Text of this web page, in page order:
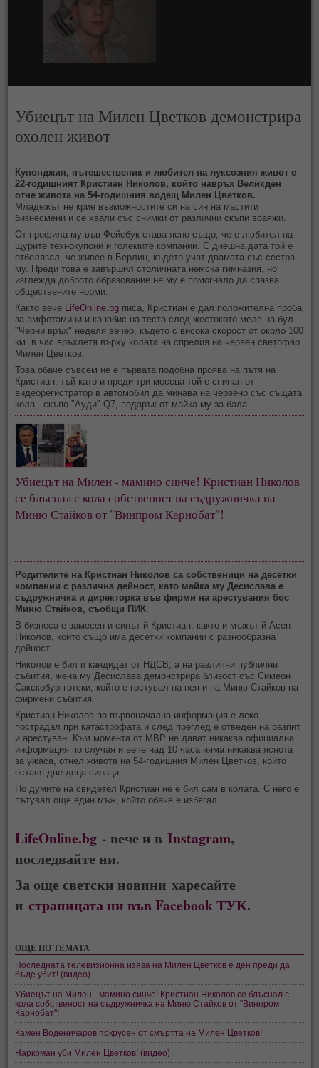
Убиецът на Милен Цветков демонстрира
охолен живот
Купонджия, пътешественик и любител на луксозния живот е
22-годишният Кристиан Николов, който навръх Великден
отне живота на 54-годишния водещ Милен Цветков.
Младежът не крие възможностите си на син на мастити
бизнесмени и се хвали със снимки от различни скъпи воаяжи.
От профила му във Фейсбук става ясно също, че е любител на
щурите технокупони и големите компании. С днешна дата той е
отбелязал, че живее в Берлин, където учат двамата със сестра
му. Преди това е завършил столичната немска гимназия, но
изглежда доброто образование не му е помогнало да спазва
обществените норми.
Както вече
LifeOnline.bg писа, Кристиан е дал положителна проба
за амфетамини и канабис на теста след жестокото меле на бул.
"Черни връх" неделя вечер, където с висока скорост от около 100
км. в час връхлетя върху колата на спрелия на червен светофар
Милен Цветков.
Това обаче съвсем не е първата подобна проява на пътя на
Кристиан, тъй като и преди три месеца той е спипан от
видеорегистратор в автомобил да минава на червено със същата
кола - скъпо "Ауди" Q7, подарък от майка му за бала.
Убиецът на Милен - мамино синче! Кристиан Николов
се блъснал с кола собственост на съдружничка на
Миню Стайков от "Винпром Карнобат"!
Родителите на Кристиан Николов са собственици на десетки
компании с различна дейност, като майка му Десислава е
съдружничка и директорка във фирми на арестувания бос
Миню Стайков, съобщи ПИК.
В бизнеса е замесен и синът й Кристиан, както и мъжът й Асен
Николов, който също има десетки компании с разнообразна
дейност.
Николов е бил и кандидат от НДСВ, а на различни публични
събития, жена му Десислава демонстрира близост със Симеон
Сакскобургготски, който е гостувал на нея и на Миню Стайков на
фирмени събития.
Кристиан Николов по първоначална информация е леко
пострадал при катастрофата и след преглед е отведен на разпит
и арестуван. Към момента от МВР не дават никаква официална
информация по случая и вече над 10 часа няма никаква яснота
за ужаса, отнел живота на 54-годишния Милен Цветков, който
оставя две деца сираци.
По думите на свидетел Кристиан не е бил сам в колата. С него е
пътувал още един мъж, който обаче е избягал.
LifeOnline.bg - вече и вInstagram,
последвайте ни.
За още светски новини харесайте
истраницата ни във Facebook ТУК.
ОЩЕ ПО ТЕМАТА
Последната телевизионна изява на Милен Цветков е ден преди да
бъде убит! (видео)
Убиецът на Милен - мамино синче! Кристиан Николов се блъснал с
кола собственост на съдружничка на Миню Стайков от "Винпром
Карнобат"!
Камен Воденичаров покрусен от смъртта на Милен Цветков!
Наркоман уби Милен Цветков! (видео)